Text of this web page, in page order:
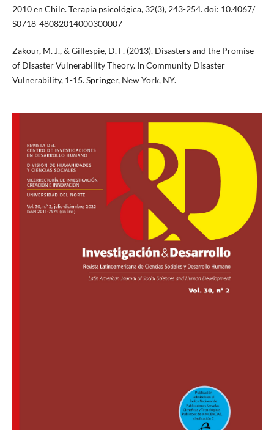
2010 en Chile. Terapia psicológica, 32(3), 243-254. doi: 10.4067/
S0718-48082014000300007
Zakour, M. J., & Gillespie, D. F. (2013). Disasters and the Promise
of Disaster Vulnerability Theory. In Community Disaster
Vulnerability, 1-15. Springer, New York, NY.